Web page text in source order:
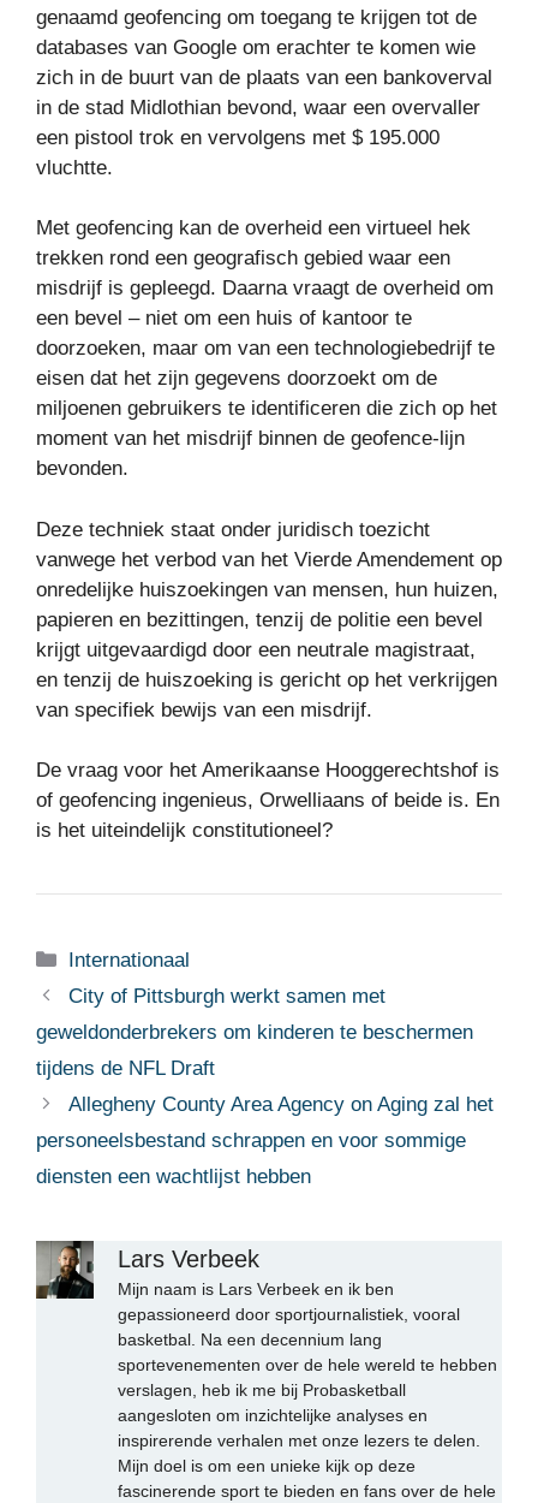
genaamd geofencing om toegang te krijgen tot de
databases van Google om erachter te komen wie
zich in de buurt van de plaats van een bankoverval
in de stad Midlothian bevond, waar een overvaller
een pistool trok en vervolgens met $ 195.000
vluchtte.
Met geofencing kan de overheid een virtueel hek
trekken rond een geografisch gebied waar een
misdrijf is gepleegd. Daarna vraagt ​​de overheid om
een ​​bevel – niet om een ​​huis of kantoor te
doorzoeken, maar om van een technologiebedrijf te
eisen dat het zijn gegevens doorzoekt om de
miljoenen gebruikers te identificeren die zich op het
moment van het misdrijf binnen de geofence-lijn
bevonden.
Deze techniek staat onder juridisch toezicht
vanwege het verbod van het Vierde Amendement op
onredelijke huiszoekingen van mensen, hun huizen,
papieren en bezittingen, tenzij de politie een bevel
krijgt uitgevaardigd door een neutrale magistraat,
en tenzij de huiszoeking is gericht op het verkrijgen
van specifiek bewijs van een misdrijf.
De vraag voor het Amerikaanse Hooggerechtshof is
of geofencing ingenieus, Orwelliaans of beide is. En
is het uiteindelijk constitutioneel?
Categorieën
Internationaal
City of Pittsburgh werkt samen met
geweldonderbrekers om kinderen te beschermen
tijdens de NFL Draft
Allegheny County Area Agency on Aging zal het
personeelsbestand schrappen en voor sommige
diensten een wachtlijst hebben
Lars Verbeek
Mijn naam is Lars Verbeek en ik ben
gepassioneerd door sportjournalistiek, vooral
basketbal. Na een decennium lang
sportevenementen over de hele wereld te hebben
verslagen, heb ik me bij Probasketball
aangesloten om inzichtelijke analyses en
inspirerende verhalen met onze lezers te delen.
Mijn doel is om een unieke kijk op deze
fascinerende sport te bieden en fans over de hele